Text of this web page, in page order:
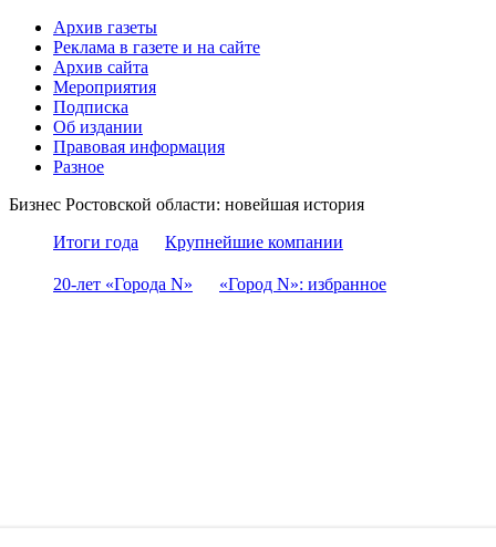
Архив газеты
Реклама в газете и на сайте
Архив сайта
Мероприятия
Подписка
Об издании
Правовая информация
Разное
Бизнес Ростовской области: новейшая история
Итоги года
Крупнейшие компании
20-лет «Города N» «Город N»: избранное